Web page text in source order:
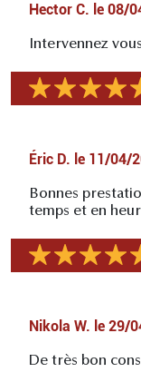
Hector C. le 08/
Intervennez
Éric D. le 11/04/
Bonnes
temps et en
Nikola W. le 29/
De très bon